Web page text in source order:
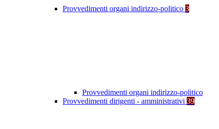
Provvedimenti organi indirizzo-politico 3
Provvedimenti organi indirizzo-politico
Provvedimenti dirigenti - amministrativi 39